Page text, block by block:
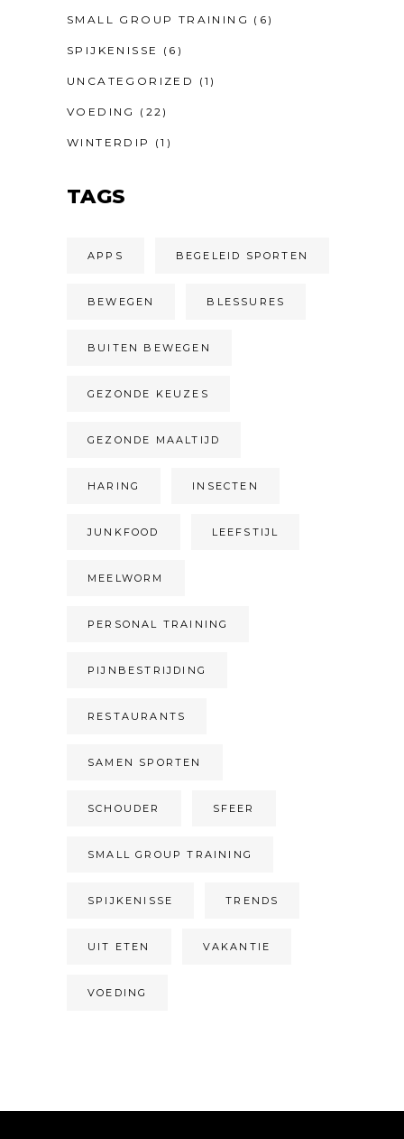
SMALL GROUP TRAINING (6)
SPIJKENISSE (6)
UNCATEGORIZED (1)
VOEDING (22)
WINTERDIP (1)
TAGS
APPS BEGELEID SPORTEN
BEWEGEN BLESSURES
BUITEN BEWEGEN
GEZONDE KEUZES
GEZONDE MAALTIJD
HARING INSECTEN
JUNKFOOD LEEFSTIJL
MEELWORM
PERSONAL TRAINING
PIJNBESTRIJDING
RESTAURANTS
SAMEN SPORTEN
SCHOUDER SFEER
SMALL GROUP TRAINING
SPIJKENISSE TRENDS
UIT ETEN VAKANTIE
VOEDING